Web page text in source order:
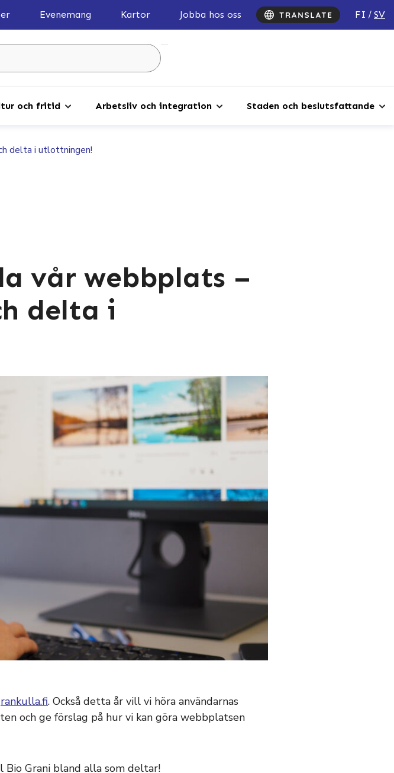
Evenemang Kartor Jobba hos oss FI SV
och fritid Arbetsliv och integration Staden och beslutsfattande
delta i utlottningen!
vår webbplats –
delta i
. Också detta år vill vi höra användarnas
och ge förslag på hur vi kan göra webbplatsen
Grani bland alla som deltar!